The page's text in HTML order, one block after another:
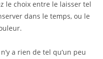
le choix entre le laisser tel
dans le temps, ou le
a rien de tel qu’un peu